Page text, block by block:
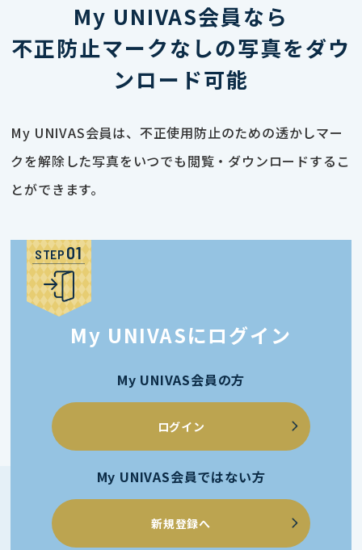
My UNIVAS会員なら
不正防止マークなしの写真をダウ
ンロード可能
My UNIVAS会員は、不正使用防止のための透かしマー
クを解除した写真をいつでも閲覧・ダウンロードするこ
とができます。
STEP
My UNIVASにログイン
My UNIVAS会員の方
ログイン
My UNIVAS会員ではない方
新規登録へ